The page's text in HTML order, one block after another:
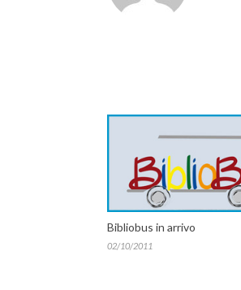
Bibliobus in arrivo
02/10/2011